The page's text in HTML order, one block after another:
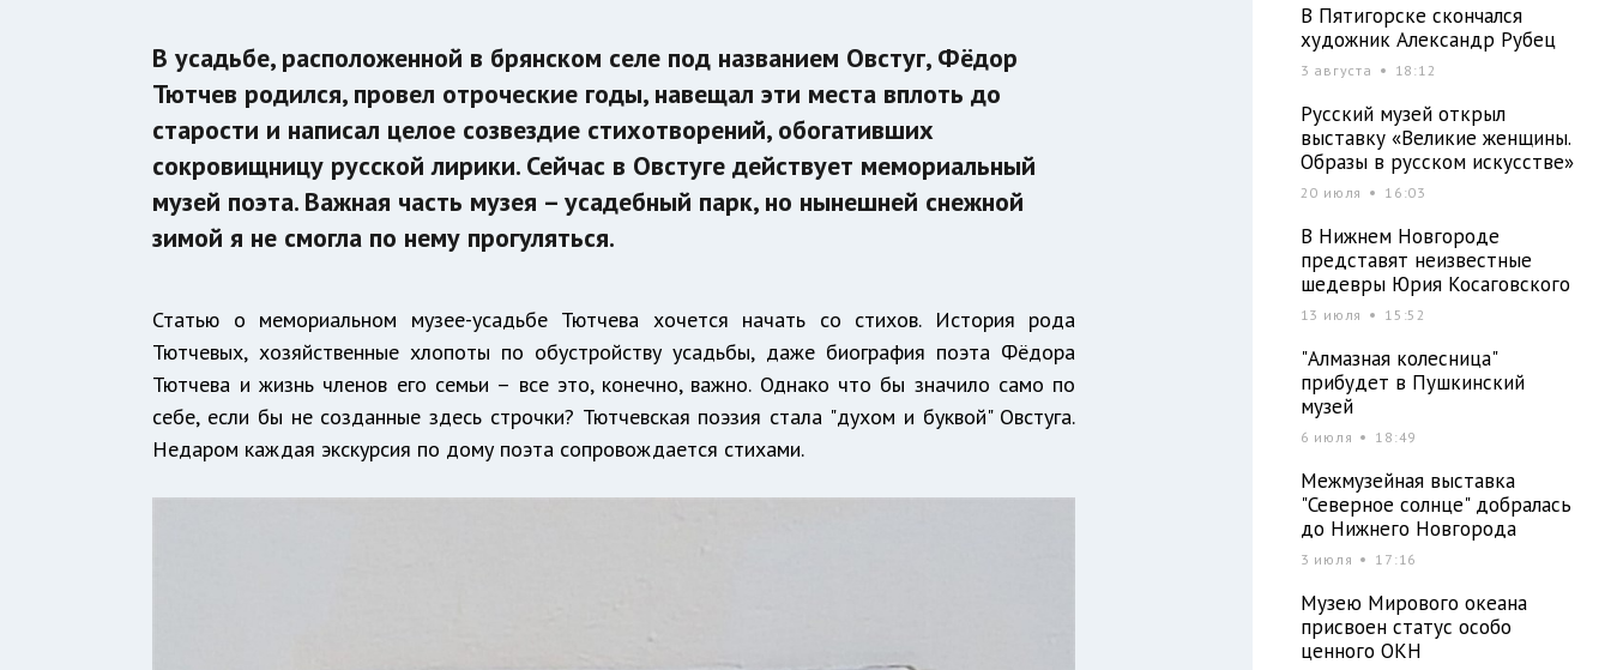
В усадьбе, расположенной в брянском селе под названием Овстуг, Фёдор
Тютчев родился, провел отроческие годы, навещал эти места вплоть до
старости и написал целое созвездие стихотворений, обогативших
сокровищницу русской лирики. Сейчас в Овстуге действует мемориальный
музей поэта. Важная часть музея – усадебный парк, но нынешней снежной
зимой я не смогла по нему прогуляться.
Статью о мемориальном музее-усадьбе Тютчева хочется начать со стихов. История рода
Тютчевых, хозяйственные хлопоты по обустройству усадьбы, даже биография поэта Фёдора
Тютчева и жизнь членов его семьи – все это, конечно, важно. Однако что бы значило само по
себе, если бы не созданные здесь строчки? Тютчевская поэзия стала "духом и буквой" Овстуга.
Недаром каждая экскурсия по дому поэта сопровождается стихами.
В Пятигорске скончался
художник Александр Рубец
3 августа 18:12
Русский музей открыл
выставку «Великие женщины.
Образы в русском искусстве»
20 июля 16:03
В Нижнем Новгороде
представят неизвестные
шедевры Юрия Косаговского
13 июля 15:52
"Алмазная колесница"
прибудет в Пушкинский
музей
6 июля 18:49
Межмузейная выставка
"Северное солнце" добралась
до Нижнего Новгорода
3 июля 17:16
Музею Мирового океана
присвоен статус особо
ценного ОКН